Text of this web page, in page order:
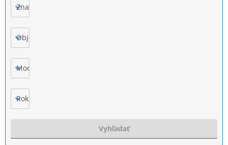
Značka
Objem motora
Model
Rok výroby
Vyhľadať